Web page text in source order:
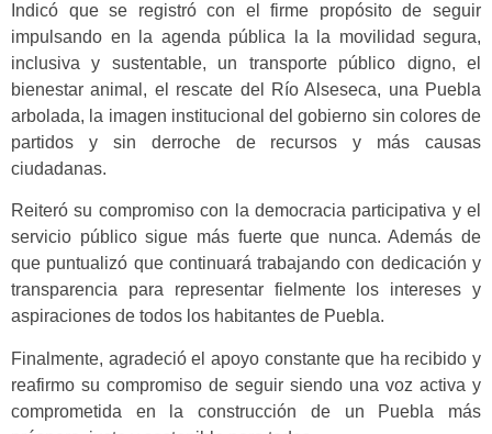
Indicó que se registró con el firme propósito de seguir
impulsando en la agenda pública la la movilidad segura,
inclusiva y sustentable, un transporte público digno, el
bienestar animal, el rescate del Río Alseseca, una Puebla
arbolada, la imagen institucional del gobierno sin colores de
partidos y sin derroche de recursos y más causas
ciudadanas.
Reiteró su compromiso con la democracia participativa y el
servicio público sigue más fuerte que nunca. Además de
que puntualizó que continuará trabajando con dedicación y
transparencia para representar fielmente los intereses y
aspiraciones de todos los habitantes de Puebla.
Finalmente, agradeció el apoyo constante que ha recibido y
reafirmo su compromiso de seguir siendo una voz activa y
comprometida en la construcción de un Puebla más